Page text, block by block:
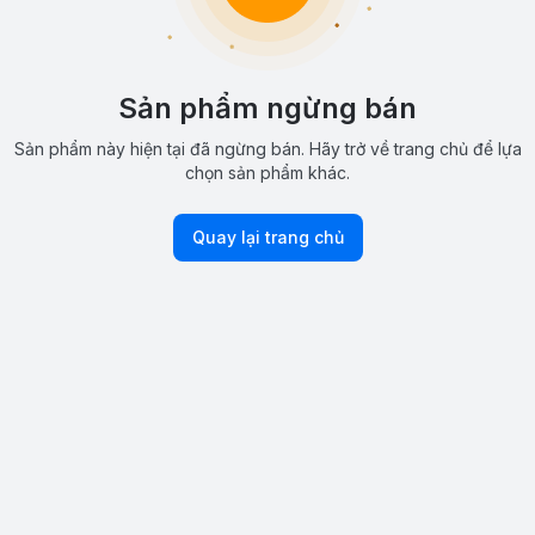
Sản phẩm ngừng bán
Sản phẩm này hiện tại đã ngừng bán. Hãy trở về trang chủ để lựa
chọn sản phẩm khác.
Quay lại trang chủ